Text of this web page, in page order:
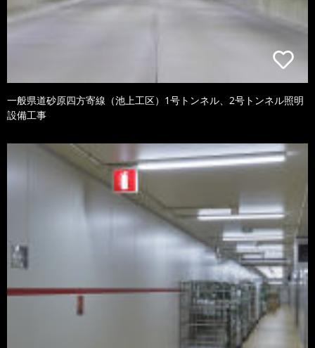
一般県道砂原四方寄線（池上工区）1号トンネル、2号トンネル照明
設備工事